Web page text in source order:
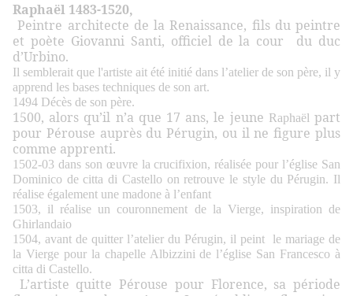
Raphaël 1483-1520,
Peintre architecte de la Renaissance, fils du peintre
et poète Giovanni Santi, officiel de la cour du duc
d’Urbino.
Il semblerait que l'artiste ait été initié dans l’atelier de son père, il y
apprend les bases techniques de son art.
1494 Décès de son père.
1500, alors qu’il n’a que 17 ans, le jeune Raphaëlpart
pour Pérouse auprès du Pérugin, ou il ne figure plus
comme apprenti.
1502-03 dans son œuvre la crucifixion, réalisée pour l’église San
Dominico de citta di Castello on retrouve le style du Pérugin. Il
réalise également une madone à l’enfant
1503, il réalise un couronnement de la Vierge, inspiration de
Ghirlandaio
1504, avant de quitter l’atelier du Pérugin, il peint le mariage de
la Vierge pour la chapelle Albizzini de l’église San Francesco à
citta di Castello.
L’artiste quitte Pérouse pour Florence, sa période